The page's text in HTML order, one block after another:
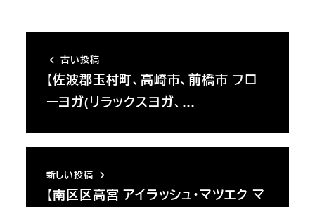
古い投稿
【佐波郡玉村町、高崎市、前橋市 フロ
ーヨガ(リラックスヨガ、…
新しい投稿
【南区区高宮 アイラッシュ・マツエク マ